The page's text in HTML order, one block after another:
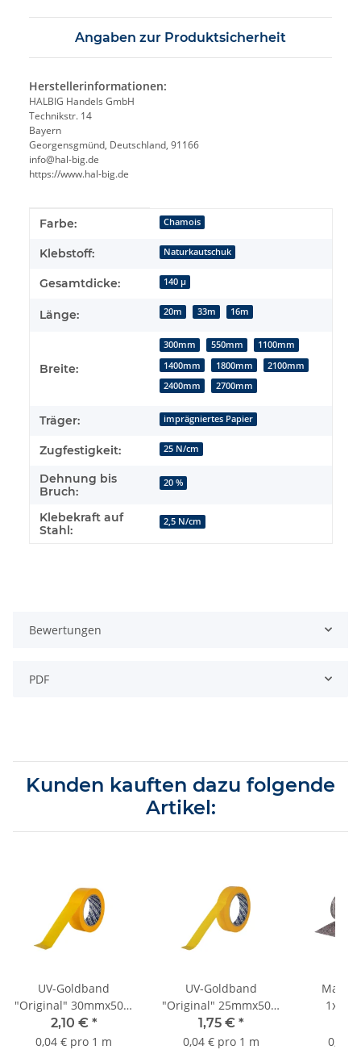
Angaben zur Produktsicherheit
Herstellerinformationen:
HALBIG Handels GmbH
Technikstr. 14
Bayern
Georgensgmünd, Deutschland, 91166
info@hal-big.de
https://www.hal-big.de
Produkteigenschaft
Wert
Farbe: Chamois
Klebstoff: Naturkautschuk
Gesamtdicke: 140 µ
Länge: 20m 33m 16m
Breite:
300mm 550mm
1100mm
1400mm
1800mm
2100mm
2400mm
2700mm
Träger: imprägniertes Papier
Zugfestigkeit: 25 N/cm
Dehnung bis
Bruch:
20 %
Klebekraft auf
Stahl:
2,5 N/cm
Bewertungen
PDF
Kunden kauften dazu folgende
Artikel:
UV-Goldband
"Original" 30mmx50m
bis 3 Monate Sorte
K055
2,10 € *
0,04 € pro 1 m
UV-Goldband
"Original" 25mmx50m
bis 3 Monate Sorte
K055
1,75 € *
0,04 € pro 1 m
0,40